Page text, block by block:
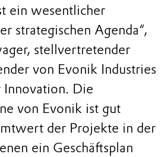
ein wesentlicher
strategischen Agenda“,
stellvertretender
von Evonik Industries
Innovation. Die
von Evonik ist gut
der Projekte in der
ein Geschäftsplan